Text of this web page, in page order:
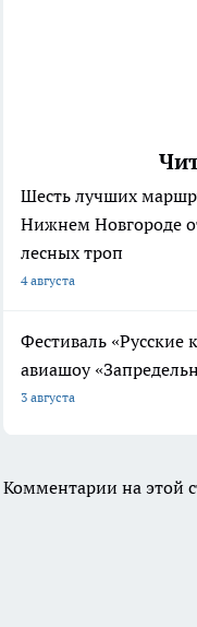
Шесть лучших
Нижнем Новгороде
лесных троп
4 августа
Фестиваль «Русские
авиашоу
3 августа
Комментарии на этой